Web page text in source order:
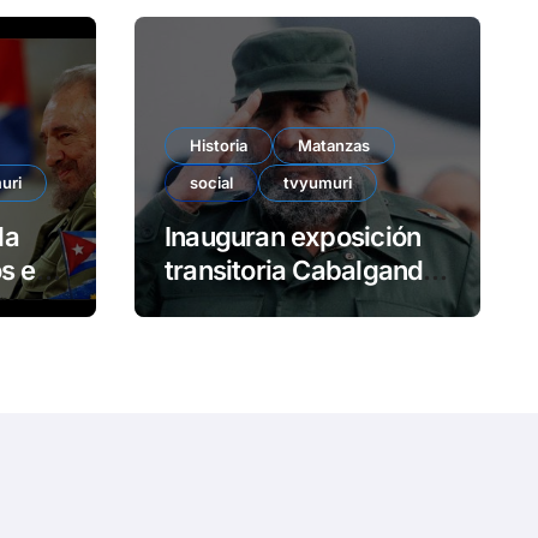
Historia
Matanzas
social
tvyumuri
Inauguran exposición
transitoria Cabalgando
con Fidel